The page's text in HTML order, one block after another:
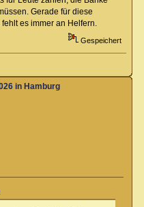
Gerade für diese
es immer an Helfern.
Gespeichert
in Hamburg